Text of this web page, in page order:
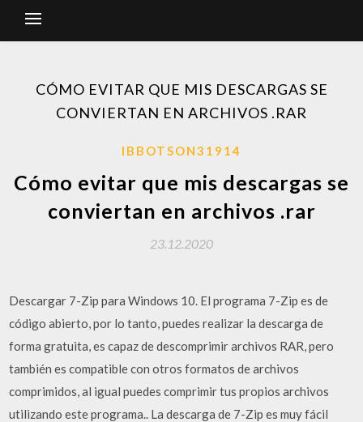
CÓMO EVITAR QUE MIS DESCARGAS SE
CONVIERTAN EN ARCHIVOS .RAR
IBBOTSON31914
Cómo evitar que mis descargas se
conviertan en archivos .rar
23.12.2020
Descargar 7-Zip para Windows 10. El programa 7-Zip es de
código abierto, por lo tanto, puedes realizar la descarga de
forma gratuita, es capaz de descomprimir archivos RAR, pero
también es compatible con otros formatos de archivos
comprimidos, al igual puedes comprimir tus propios archivos
utilizando este programa.. La descarga de 7-Zip es muy fácil